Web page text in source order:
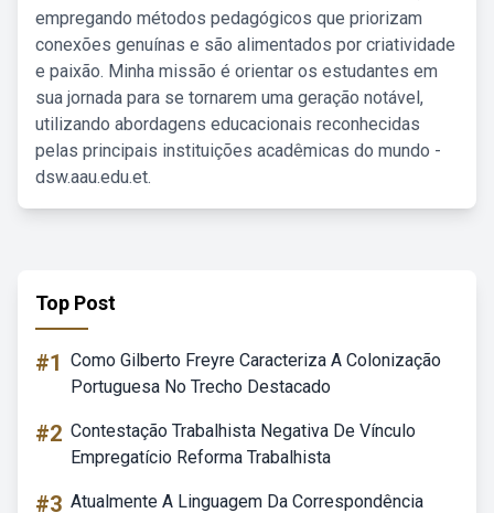
empregando métodos pedagógicos que priorizam
conexões genuínas e são alimentados por criatividade
e paixão. Minha missão é orientar os estudantes em
sua jornada para se tornarem uma geração notável,
utilizando abordagens educacionais reconhecidas
pelas principais instituições acadêmicas do mundo -
dsw.aau.edu.et.
Top Post
#1 Como Gilberto Freyre Caracteriza A Colonização
Portuguesa No Trecho Destacado
#2 Contestação Trabalhista Negativa De Vínculo
Empregatício Reforma Trabalhista
#3 Atualmente A Linguagem Da Correspondência